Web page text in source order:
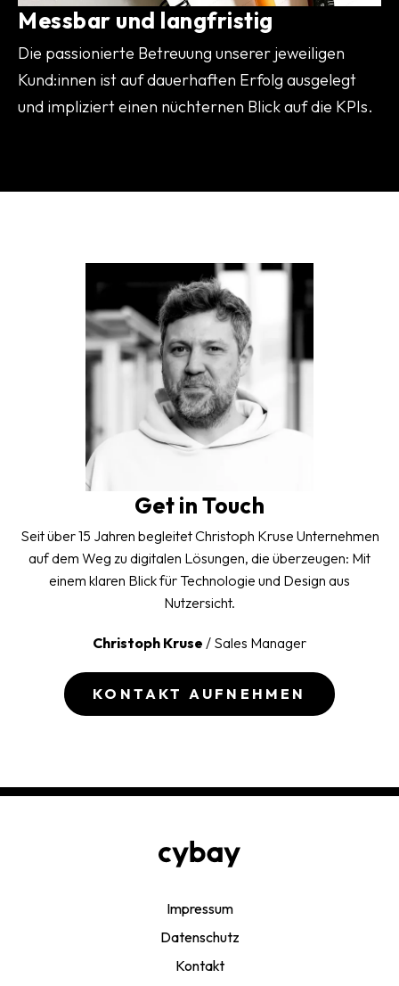
Messbar und langfristig
Die passionierte Betreuung unserer jeweiligen
Kund:innen ist auf dauerhaften Erfolg ausgelegt
und impliziert einen nüchternen Blick auf die KPIs.
Get in Touch
Seit über 15 Jahren begleitet Christoph Kruse Unternehmen
auf dem Weg zu digitalen Lösungen, die überzeugen: Mit
einem klaren Blick für Technologie und Design aus
Nutzersicht.
Christoph Kruse / Sales Manager
KONTAKT AUFNEHMEN
Impressum
Datenschutz
Kontakt